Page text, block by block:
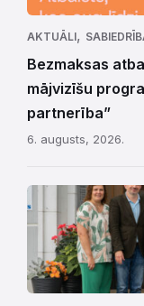
AKTUĀLI,
Bezmaksas
mājvizīšu
partnerība”
6. augusts, 2026.